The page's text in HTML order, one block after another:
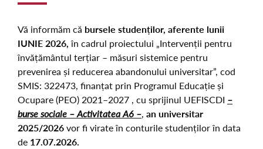
Vă informăm că bursele studenților, aferente lunii
IUNIE 2026,în cadrul proiectului „Intervenții pentru
învățământul terțiar – măsuri sistemice pentru
prevenirea și reducerea abandonului universitar”, cod
SMIS: 322473, finanțat prin Programul Educație și
Ocupare (PEO) 2021–2027 , cu sprijinul UEFISCDI –
burse sociale – Activitatea A6 –, an universitar
2025/2026vor fi virate în conturile studenților în data
de 17.07.2026.